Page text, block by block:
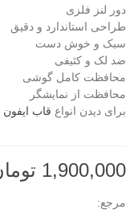
دور لنز فلزی
طراحی استاندارد و دقیق
سبک و خوش دست
ضد لک و کثیفی
محافظت کامل گوشی
محافظت از نمایشگر
برای دیدن انواع قاب ایفون 16 پرومکس چرم
1,900,000 تومان
مرجع: